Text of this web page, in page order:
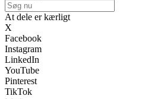
At dele er kærligt
X
Facebook
Instagram
LinkedIn
YouTube
Pinterest
TikTok